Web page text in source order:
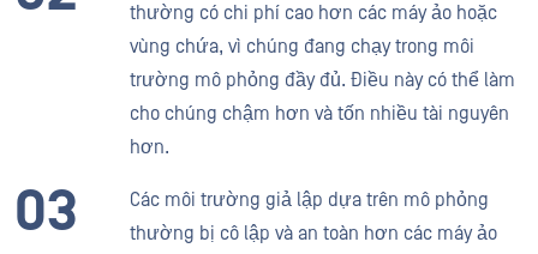
thường có chi phí cao hơn các máy ảo hoặc
vùng chứa, vì chúng đang chạy trong môi
trường mô phỏng đầy đủ. Điều này có thể làm
cho chúng chậm hơn và tốn nhiều tài nguyên
hơn.
Các môi trường giả lập dựa trên mô phỏng
thường bị cô lập và an toàn hơn các máy ảo